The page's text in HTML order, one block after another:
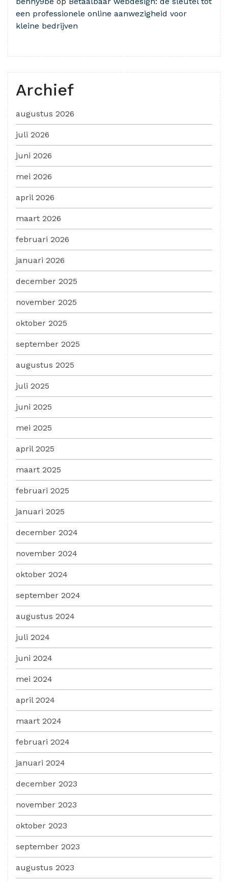
een professionele online aanwezigheid voor
kleine bedrijven
Archief
augustus 2026
juli 2026
juni 2026
mei 2026
april 2026
maart 2026
februari 2026
januari 2026
december 2025
november 2025
oktober 2025
september 2025
augustus 2025
juli 2025
juni 2025
mei 2025
april 2025
maart 2025
februari 2025
januari 2025
december 2024
november 2024
oktober 2024
september 2024
augustus 2024
juli 2024
juni 2024
mei 2024
april 2024
maart 2024
februari 2024
januari 2024
december 2023
november 2023
oktober 2023
september 2023
augustus 2023